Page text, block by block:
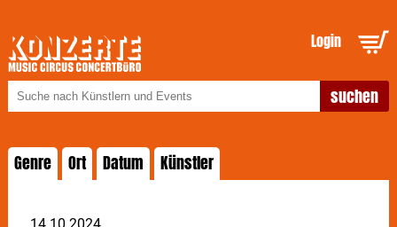
Login
Genre Ort Datum Künstler